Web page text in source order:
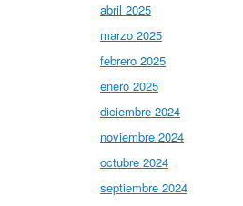
abril 2025
marzo 2025
febrero 2025
enero 2025
diciembre 2024
noviembre 2024
octubre 2024
septiembre 2024